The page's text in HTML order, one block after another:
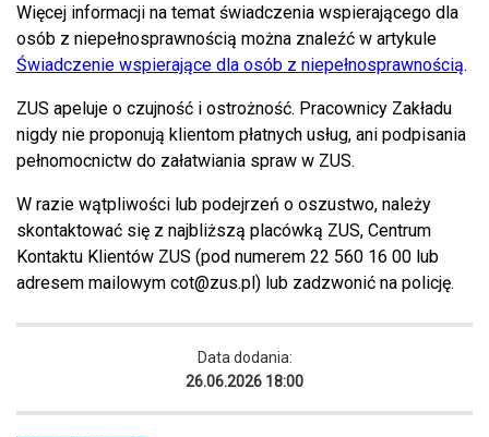
Więcej informacji na temat świadczenia wspierającego dla
osób z niepełnosprawnością można znaleźć w artykule
Świadczenie wspierające dla osób z niepełnosprawnością.
ZUS apeluje o czujność i ostrożność. Pracownicy Zakładu
nigdy nie proponują klientom płatnych usług, ani podpisania
pełnomocnictw do załatwiania spraw w ZUS.
W razie wątpliwości lub podejrzeń o oszustwo, należy
skontaktować się z najbliższą placówką ZUS, Centrum
Kontaktu Klientów ZUS (pod numerem 22 560 16 00 lub
adresem mailowym cot@zus.pl) lub zadzwonić na policję.
Data dodania:
26.06.2026 18:00